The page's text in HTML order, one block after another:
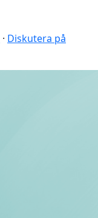
· Diskutera på